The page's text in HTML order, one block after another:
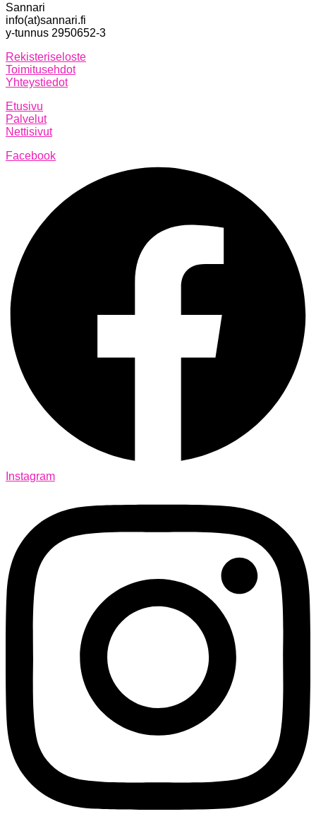
Sannari
info(at)sannari.fi
y-tunnus 2950652-3
Rekisteriseloste
Toimitusehdot
Yhteystiedot
Etusivu
Palvelut
Nettisivut
Facebook
Instagram